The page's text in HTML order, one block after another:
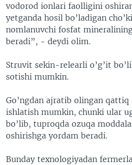
vodorod ionlari faolligini
yetganda hosil bo’ladigan
nomlanuvchi fosfat
beradi”, - deydi olim.
Struvit sekin-relearli o’g’it
sotishi mumkin.
Go’ngdan ajratib olingan
ishlatish mumkin, chunki ular
bo’lib, tuproqda ozuqa
oshirishga yordam beradi.
Bunday texnologiyadan